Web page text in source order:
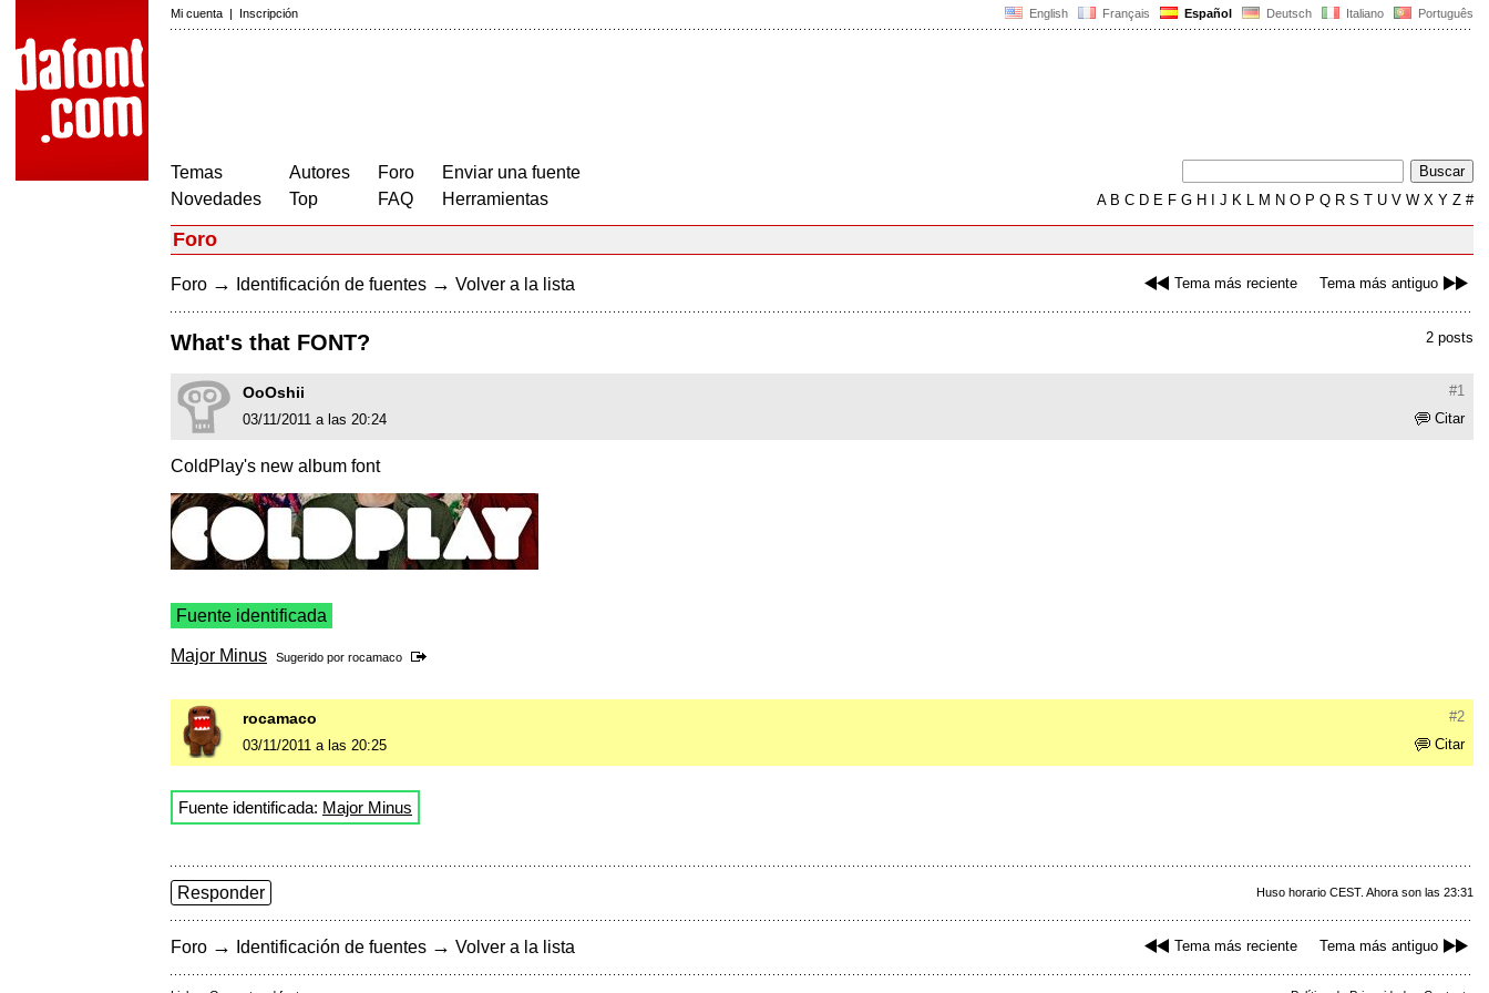
English Français Español Deutsch Italiano Português
Mi cuenta | Inscripción
Temas
Novedades
Autores
Top
Foro
FAQ
Enviar una fuente
Herramientas
AB C D E F G H J K L M N O P Q R S T U V W X Y Z #
Foro
Tema más reciente Tema más antiguo
Foro → Identificación de fuentes → Volver a la lista
2 posts
What's that FONT?
#1
OoOshii
Citar
03/11/2011 a las 20:24
ColdPlay's new album font
Fuente identificada
Major Minus Sugerido por rocamaco
#2
rocamaco
Citar
03/11/2011 a las 20:25
Fuente identificada: Major Minus
Huso horario CEST. Ahora son las 23:31
Responder
Tema más reciente Tema más antiguo
Foro → Identificación de fuentes → Volver a la lista